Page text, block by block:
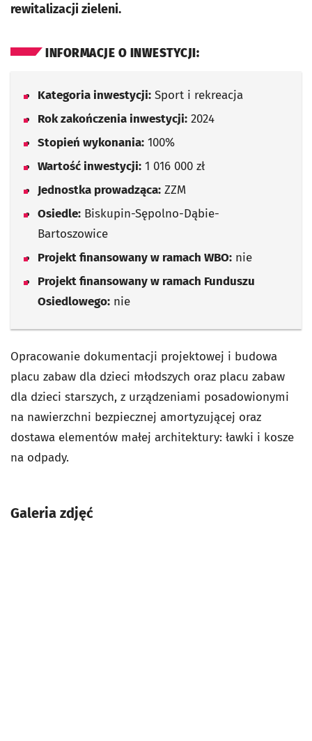
rewitalizacji zieleni.
INFORMACJE O INWESTYCJI:
Kategoria inwestycji: Sport i rekreacja
Rok zakończenia inwestycji: 2024
Stopień wykonania: 100%
Wartość inwestycji: 1 016 000 zł
Jednostka prowadząca: ZZM
Osiedle: Biskupin-Sępolno-Dąbie-
Bartoszowice
Projekt finansowany w ramach WBO: nie
Projekt finansowany w ramach Funduszu
Osiedlowego: nie
Opracowanie dokumentacji projektowej i budowa
placu zabaw dla dzieci młodszych oraz placu zabaw
dla dzieci starszych, z urządzeniami posadowionymi
na nawierzchni bezpiecznej amortyzującej oraz
dostawa elementów małej architektury: ławki i kosze
na odpady.
Galeria zdjęć